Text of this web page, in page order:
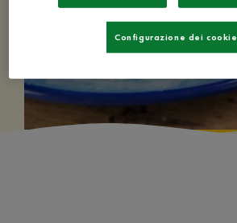
Configurazione dei cookie